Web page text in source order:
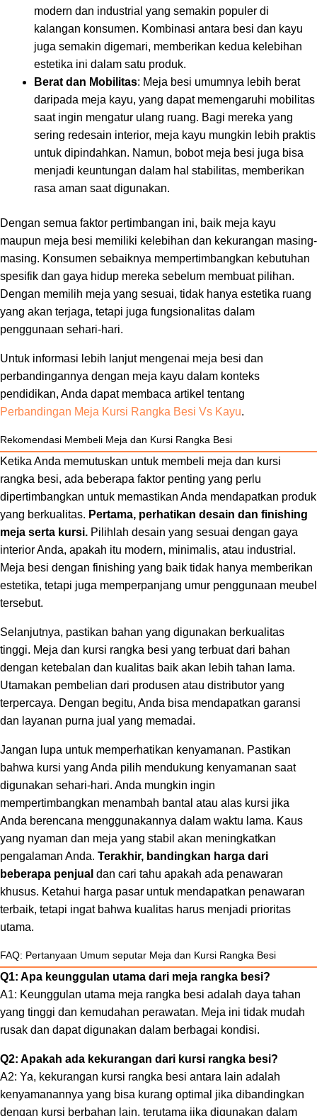
modern dan industrial yang semakin populer di
kalangan konsumen. Kombinasi antara besi dan kayu
juga semakin digemari, memberikan kedua kelebihan
estetika ini dalam satu produk.
Berat dan Mobilitas: Meja besi umumnya lebih berat
daripada meja kayu, yang dapat memengaruhi mobilitas
saat ingin mengatur ulang ruang. Bagi mereka yang
sering redesain interior, meja kayu mungkin lebih praktis
untuk dipindahkan. Namun, bobot meja besi juga bisa
menjadi keuntungan dalam hal stabilitas, memberikan
rasa aman saat digunakan.
Dengan semua faktor pertimbangan ini, baik meja kayu
maupun meja besi memiliki kelebihan dan kekurangan masing-
masing. Konsumen sebaiknya mempertimbangkan kebutuhan
spesifik dan gaya hidup mereka sebelum membuat pilihan.
Dengan memilih meja yang sesuai, tidak hanya estetika ruang
yang akan terjaga, tetapi juga fungsionalitas dalam
penggunaan sehari-hari.
Untuk informasi lebih lanjut mengenai meja besi dan
perbandingannya dengan meja kayu dalam konteks
pendidikan, Anda dapat membaca artikel tentang
Perbandingan Meja Kursi Rangka Besi Vs Kayu.
Rekomendasi Membeli Meja dan Kursi Rangka Besi
Ketika Anda memutuskan untuk membeli meja dan kursi
rangka besi, ada beberapa faktor penting yang perlu
dipertimbangkan untuk memastikan Anda mendapatkan produk
yang berkualitas. Pertama, perhatikan desain dan finishing
meja serta kursi. Pilihlah desain yang sesuai dengan gaya
interior Anda, apakah itu modern, minimalis, atau industrial.
Meja besi dengan finishing yang baik tidak hanya memberikan
estetika, tetapi juga memperpanjang umur penggunaan meubel
tersebut.
Selanjutnya, pastikan bahan yang digunakan berkualitas
tinggi. Meja dan kursi rangka besi yang terbuat dari bahan
dengan ketebalan dan kualitas baik akan lebih tahan lama.
Utamakan pembelian dari produsen atau distributor yang
terpercaya. Dengan begitu, Anda bisa mendapatkan garansi
dan layanan purna jual yang memadai.
Jangan lupa untuk memperhatikan kenyamanan. Pastikan
bahwa kursi yang Anda pilih mendukung kenyamanan saat
digunakan sehari-hari. Anda mungkin ingin
mempertimbangkan menambah bantal atau alas kursi jika
Anda berencana menggunakannya dalam waktu lama. Kaus
yang nyaman dan meja yang stabil akan meningkatkan
pengalaman Anda. Terakhir, bandingkan harga dari
beberapa penjual dan cari tahu apakah ada penawaran
khusus. Ketahui harga pasar untuk mendapatkan penawaran
terbaik, tetapi ingat bahwa kualitas harus menjadi prioritas
utama.
FAQ: Pertanyaan Umum seputar Meja dan Kursi Rangka Besi
Q1: Apa keunggulan utama dari meja rangka besi?
A1: Keunggulan utama meja rangka besi adalah daya tahan
yang tinggi dan kemudahan perawatan. Meja ini tidak mudah
rusak dan dapat digunakan dalam berbagai kondisi.
Q2: Apakah ada kekurangan dari kursi rangka besi?
A2: Ya, kekurangan kursi rangka besi antara lain adalah
kenyamanannya yang bisa kurang optimal jika dibandingkan
dengan kursi berbahan lain, terutama jika digunakan dalam